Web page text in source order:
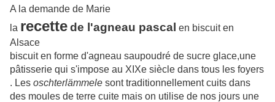
A la demande de Marie
la recettede l'agneau pascal en biscuit en
Alsace
biscuit en forme d'agneau saupoudré de sucre glace,une
pâtisserie qui s'impose au XIXe siècle dans tous les foyers
. Les oschterlämmele sont traditionnellement cuits dans
des moules de terre cuite mais on utilise de nos jours une